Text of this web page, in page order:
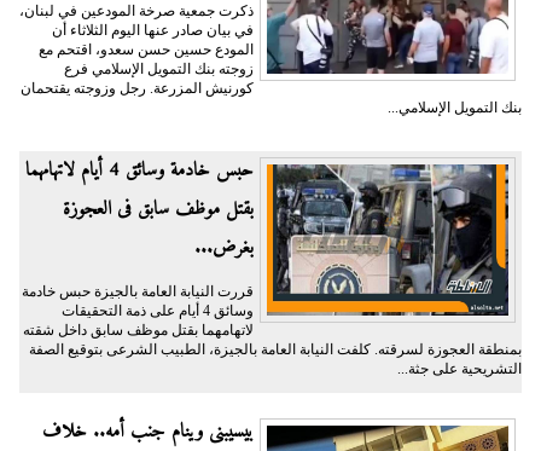
ذكرت جمعية صرخة المودعين في لبنان،
في بيان صادر عنها اليوم الثلاثاء أن
المودع حسين حسن سعدو، اقتحم مع
زوجته بنك التمويل الإسلامي فرع
كورنيش المزرعة. رجل وزوجته يقتحمان
بنك التمويل الإسلامي...
حبس خادمة وسائق 4 أيام لاتهامهما
بقتل موظف سابق فى العجوزة
بغرض...
قررت النيابة العامة بالجيزة حبس خادمة
وسائق 4 أيام على ذمة التحقيقات
لاتهامهما بقتل موظف سابق داخل شقته
بمنطقة العجوزة لسرقته. كلفت النيابة العامة بالجيزة، الطبيب الشرعى بتوقيع الصفة
التشريحية على جثة...
بيسيبنى وينام جنب أمه.. خلاف